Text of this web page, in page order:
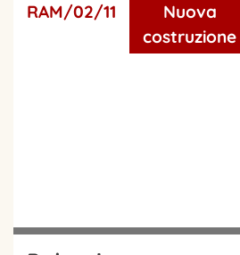
RAM/02/11
Nuova
costruzione